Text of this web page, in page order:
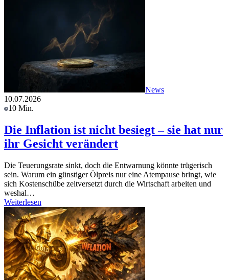
News
10.07.2026
10 Min.
Die Inflation ist nicht besiegt – sie hat nur
ihr Gesicht verändert
Die Teuerungsrate sinkt, doch die Entwarnung könnte trügerisch
sein. Warum ein günstiger Ölpreis nur eine Atempause bringt, wie
sich Kostenschübe zeitversetzt durch die Wirtschaft arbeiten und
weshal…
Weiterlesen